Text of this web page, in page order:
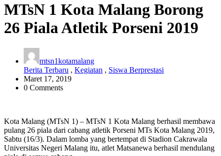
MTsN 1 Kota Malang Borong
26 Piala Atletik Porseni 2019
mtsn1kotamalang
Berita Terbaru , Kegiatan , Siswa Berprestasi
Maret 17, 2019
0 Comments
Kota Malang (MTsN 1) – MTsN 1 Kota Malang berhasil membawa
pulang 26 piala dari cabang atletik Porseni MTs Kota Malang 2019,
Sabtu (16/3). Dalam lomba yang bertempat di Stadion Cakrawala
Universitas Negeri Malang itu, atlet Matsanewa berhasil mendulang